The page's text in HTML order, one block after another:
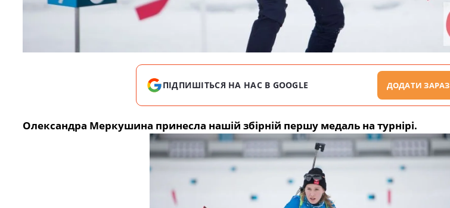
ПІДПИШІТЬСЯ НА НАС В GOOGLE ДОДАТИ ЗАРАЗ
Олександра Меркушина принесла нашій збірній першу медаль на турнірі.